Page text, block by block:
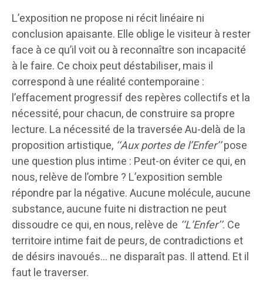
L’exposition ne propose ni récit linéaire ni
conclusion apaisante. Elle oblige le visiteur à rester
face à ce qu’il voit ou à reconnaître son incapacité
à le faire. Ce choix peut déstabiliser, mais il
correspond à une réalité contemporaine :
l’effacement progressif des repères collectifs et la
nécessité, pour chacun, de construire sa propre
lecture. La nécessité de la traversée Au-delà de la
proposition artistique, ‘‘Aux portes de l’Enfer’’pose
une question plus intime : Peut-on éviter ce qui, en
nous, relève de l’ombre ? L’exposition semble
répondre par la négative. Aucune molécule, aucune
substance, aucune fuite ni distraction ne peut
dissoudre ce qui, en nous, relève de ‘‘L’Enfer’’. Ce
territoire intime fait de peurs, de contradictions et
de désirs inavoués… ne disparaît pas. Il attend. Et il
faut le traverser.